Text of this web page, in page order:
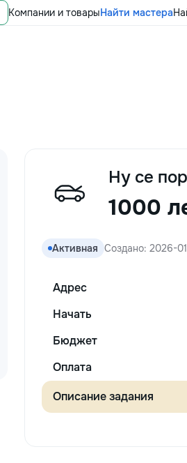
Компании и товарыНайти мастера
Ну се
1000
Активная Создано: 2026-
Адрес
Начать
Бюджет
Оплата
Описание задания